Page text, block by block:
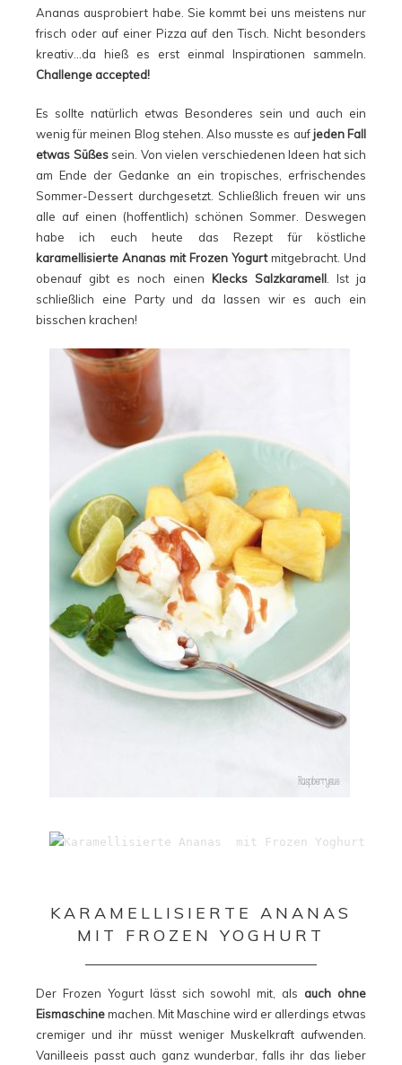
Ananas ausprobiert habe. Sie kommt bei uns meistens nur
frisch oder auf einer Pizza auf den Tisch. Nicht besonders
kreativ…da hieß es erst einmal Inspirationen sammeln.
Challenge accepted!
Es sollte natürlich etwas Besonderes sein und auch ein
wenig für meinen Blog stehen. Also musste es aufjeden Fall
etwas Süßessein. Von vielen verschiedenen Ideen hat sich
am Ende der Gedanke an ein tropisches, erfrischendes
Sommer-Dessert durchgesetzt. Schließlich freuen wir uns
alle auf einen (hoffentlich) schönen Sommer. Deswegen
habe ich euch heute das Rezept für köstliche
karamellisierte Ananas mit Frozen Yogurtmitgebracht. Und
obenauf gibt es noch einen Klecks Salzkaramell. Ist ja
schließlich eine Party und da lassen wir es auch ein
bisschen krachen!
KARAMELLISIERTE ANANAS
MIT FROZEN YOGHURT
Der Frozen Yogurt lässt sich sowohl mit, als auch ohne
Eismaschinemachen. Mit Maschine wird er allerdings etwas
cremiger und ihr müsst weniger Muskelkraft aufwenden.
Vanilleeis passt auch ganz wunderbar, falls ihr das lieber